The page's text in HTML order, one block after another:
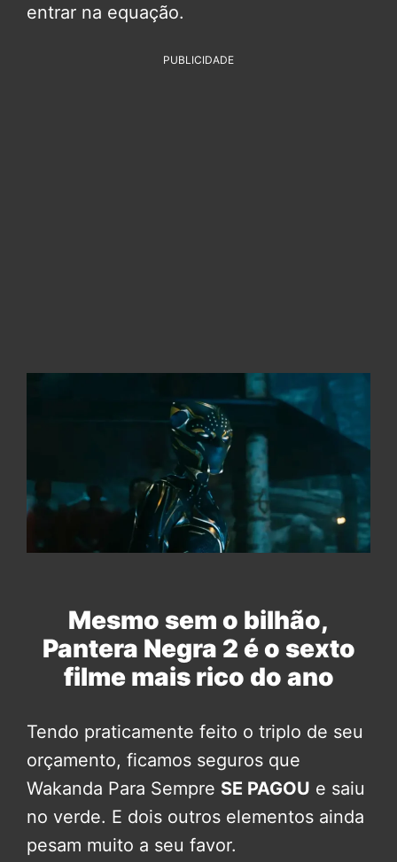
entrar na equação.
PUBLICIDADE
Mesmo sem o bilhão,
Pantera Negra 2 é o sexto
filme mais rico do ano
Tendo praticamente feito o triplo de seu
orçamento, ficamos seguros que
Wakanda Para Sempre SE PAGOU e saiu
no verde. E dois outros elementos ainda
pesam muito a seu favor.